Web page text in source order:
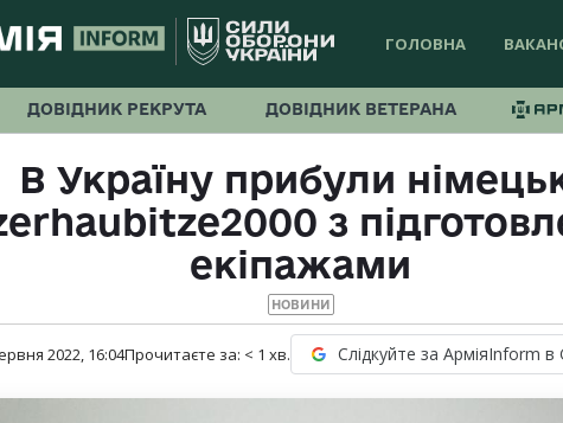
ГОЛОВНА
ДОВІДНИК РЕКРУТА ДОВІДНИК ВЕТЕРАНА
В Україну прибули
з
екіпажами
НОВИНИ
2022, 16:04Прочитаєте за: < 1 хв. Слідкуйте за АрміяInform в